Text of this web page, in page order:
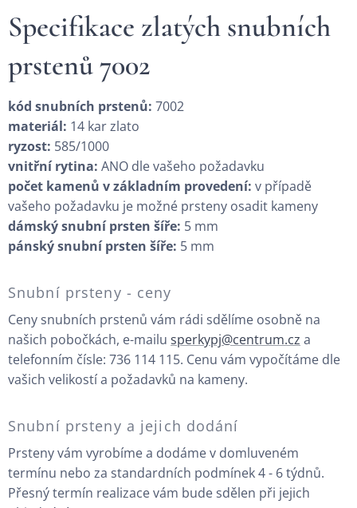
Specifikace zlatých snubních
prstenů 7002
kód snubních prstenů: 7002
materiál: 14 kar zlato
ryzost: 585/1000
vnitřní rytina: ANO dle vašeho požadavku
počet kamenů v základním provedení: v případě
vašeho požadavku je možné prsteny osadit kameny
dámský snubní prsten šíře: 5 mm
pánský snubní prsten šíře: 5 mm
Snubní prsteny - ceny
Ceny snubních prstenů vám rádi sdělíme osobně na
našich pobočkách, e-mailu sperkypj@centrum.cz a
telefonním čísle: 736 114 115. Cenu vám vypočítáme dle
vašich velikostí a požadavků na kameny.
Snubní prsteny a jejich dodání
Prsteny vám vyrobíme a dodáme v domluveném
termínu nebo za standardních podmínek 4 - 6 týdnů.
Přesný termín realizace vám bude sdělen při jejich